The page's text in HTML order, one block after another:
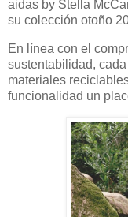
aidas by Stella
su colección otoño
En línea con el
sustentabilidad,
materiales
funcionalidad un